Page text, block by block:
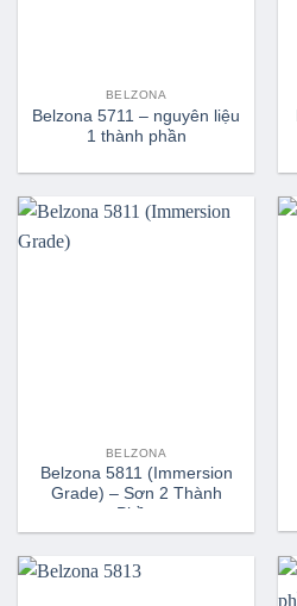
BELZONA
Belzona 5711 – nguyên liệu
1 thành phần
BELZONA
Belzona 5811 (Immersion
Grade) – Sơn 2 Thành
Phần